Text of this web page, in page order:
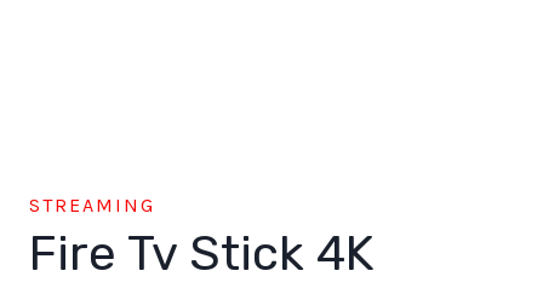
STREAMING
Fire Tv Stick 4K